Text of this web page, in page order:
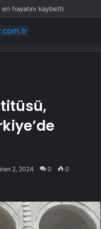
hayatını kaybetti
2, 2024 0 0